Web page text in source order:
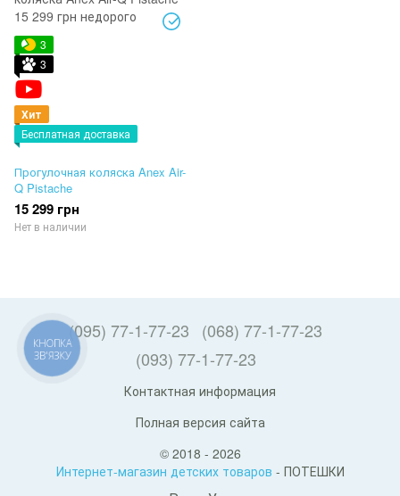
3
3
Хит
Бесплатная доставка
Прогулочная коляска Anex Air-
Q Pistache
15 299 грн
Нет в наличии
(095) 77-1-77-23
(068) 77-1-77-23
(093) 77-1-77-23
Контактная информация
Полная версия сайта
© 2018 - 2026
Интернет-магазин детских товаров - ПОТЕШКИ
КНОПКА
ЗВ'ЯЗКУ